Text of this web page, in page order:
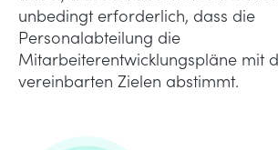
unbedingt erforderlich, dass die
Personalabteilung die
Mitarbeiterentwicklungspläne mit
vereinbarten Zielen abstimmt.